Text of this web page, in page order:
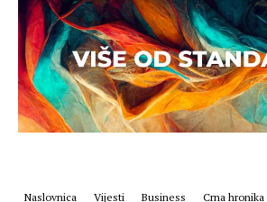
Naslovnica Vijesti Business Crna hronika